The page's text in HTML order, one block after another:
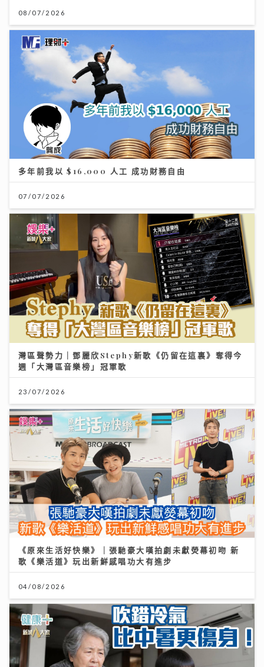
08/07/2026
多年前我以 $16,000 人工 成功財務自由
07/07/2026
灣區聲勢力｜鄧麗欣Stephy新歌《仍留在這裏》奪得今
週「大灣區音樂榜」冠軍歌
23/07/2026
《原來生活好快樂》｜張馳豪大嘆拍劇未獻熒幕初吻 新
歌《樂活道》玩出新鮮感唱功大有進步
04/08/2026